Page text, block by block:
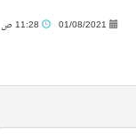
01/08/2021